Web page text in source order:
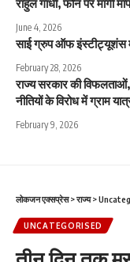
June 4, 2026
साई ग्रुप ऑफ इंस्टीट्यूशंस में
February 28, 2026
राज्य सरकार की विफलताओं,
नीतियों के विरोध में ग्राम
February 9, 2026
लोकजन एक्सप्रेस>राज्य>
UNCATEGORISED